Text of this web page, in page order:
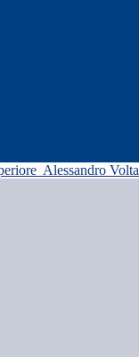
Alessandro Volta